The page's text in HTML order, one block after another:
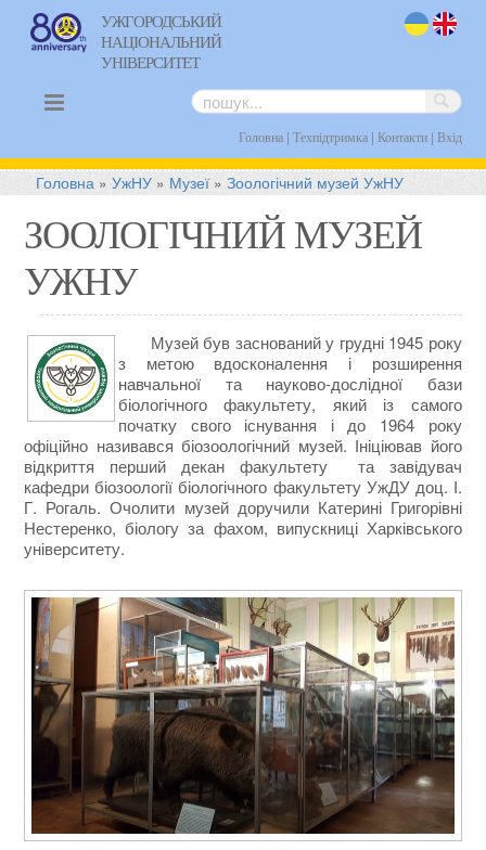
УЖГОРОДСЬКИЙ
НАЦІОНАЛЬНИЙ
УНІВЕРСИТЕТ
Головна| Техпідтримка| Контакти| Вхід
Головна »УжНУ » Музеї »Зоологічний музей УжНУ
ЗООЛОГІЧНИЙ МУЗЕЙ
УЖНУ
Музей був заснований у грудні 1945 року
з метою вдосконалення і розширення
навчальної та науково-дослідної бази
біологічного факультету, який із самого
початку свого існування і до 1964 року
офіційно називався біозоологічний музей. Ініціював його
відкриття перший декан факультету та завідувач
кафедри біозоології біологічного факультету УжДУ доц. І.
Г. Рогаль. Очолити музей доручили Катерині Григорівні
Нестеренко, біологу за фахом, випускниці Харківського
університету.